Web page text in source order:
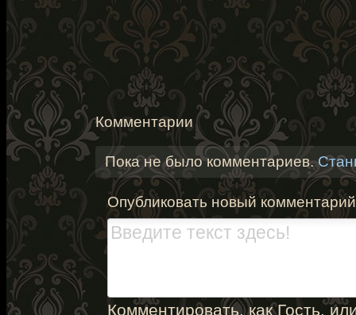
Комментарии
Пока не было комментариев.
Опубликовать новый комментарий
Комментировать, как Гость,